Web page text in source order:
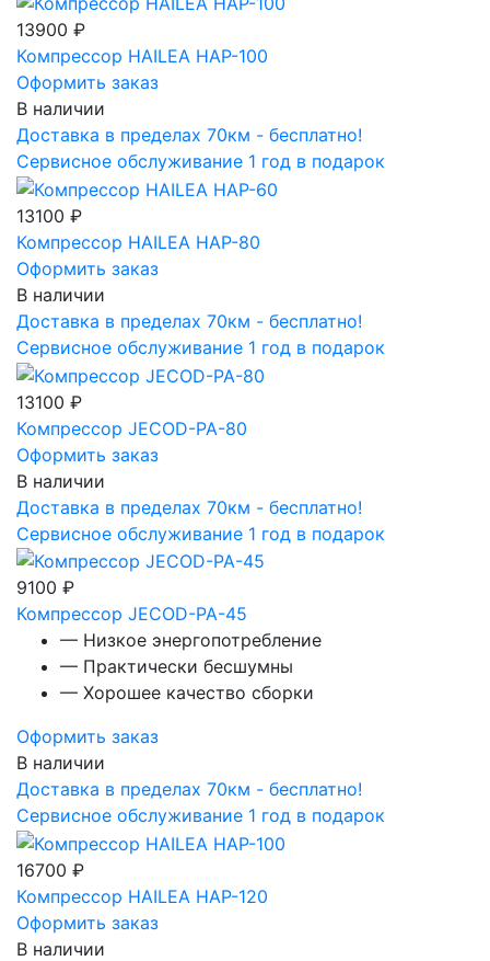
13900 ₽
Компрессор HAILEA HAP-100
Оформить заказ
В наличии
Доставка в пределах 70км - бесплатно!
Сервисное обслуживание 1 год в подарок
13100 ₽
Компрессор HAILEA HAP-80
Оформить заказ
В наличии
Доставка в пределах 70км - бесплатно!
Сервисное обслуживание 1 год в подарок
13100 ₽
Компрессор JECOD-PA-80
Оформить заказ
В наличии
Доставка в пределах 70км - бесплатно!
Сервисное обслуживание 1 год в подарок
9100 ₽
Компрессор JECOD-PA-45
— Низкое энергопотребление
— Практически бесшумны
— Хорошее качество сборки
Оформить заказ
В наличии
Доставка в пределах 70км - бесплатно!
Сервисное обслуживание 1 год в подарок
16700 ₽
Компрессор HAILEA HAP-120
Оформить заказ
В наличии